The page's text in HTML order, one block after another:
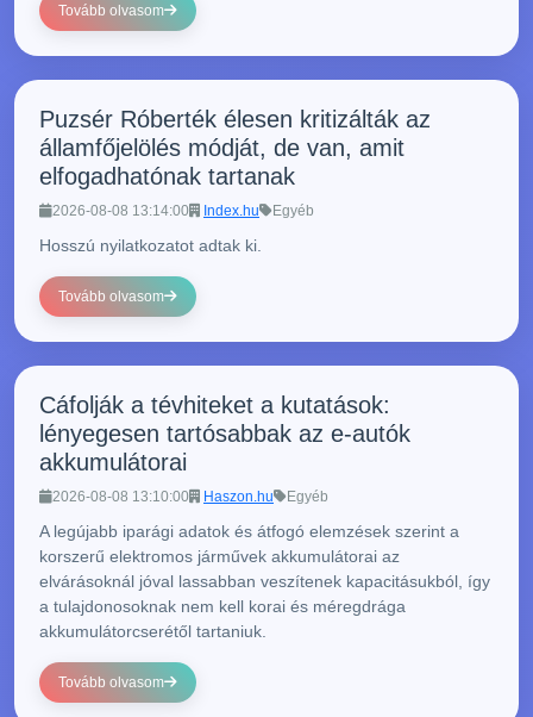
Tovább olvasom
Puzsér Róberték élesen kritizálták az
államfőjelölés módját, de van, amit
elfogadhatónak tartanak
2026-08-08 13:14:00 Index.hu Egyéb
Hosszú nyilatkozatot adtak ki.
Tovább olvasom
Cáfolják a tévhiteket a kutatások:
lényegesen tartósabbak az e-autók
akkumulátorai
2026-08-08 13:10:00 Haszon.hu Egyéb
A legújabb iparági adatok és átfogó elemzések szerint a
korszerű elektromos járművek akkumulátorai az
elvárásoknál jóval lassabban veszítenek kapacitásukból, így
a tulajdonosoknak nem kell korai és méregdrága
akkumulátorcserétől tartaniuk.
Tovább olvasom